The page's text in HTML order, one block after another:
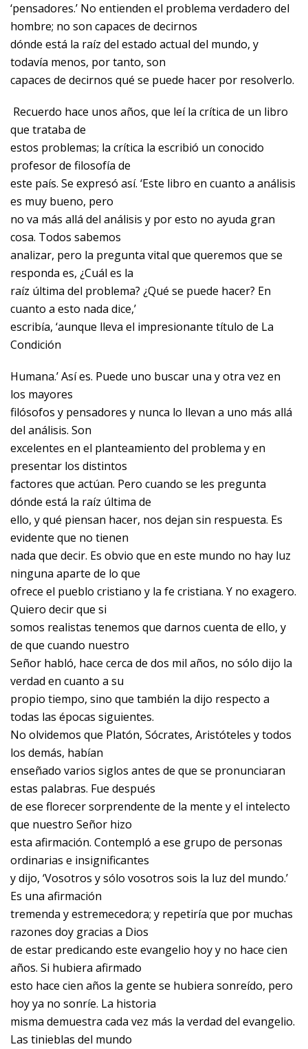
‘pensadores.’ No entienden el problema verdadero del
hombre; no son capaces de decirnos
dónde está la raíz del estado actual del mundo, y
todavía menos, por tanto, son
capaces de decirnos qué se puede hacer por resolverlo.
Recuerdo hace unos años, que leí la crítica de un libro
que trataba de
estos problemas; la crítica la escribió un conocido
profesor de filosofía de
este país. Se expresó así. ‘Este libro en cuanto a análisis
es muy bueno, pero
no va más allá del análisis y por esto no ayuda gran
cosa. Todos sabemos
analizar, pero la pregunta vital que queremos que se
responda es, ¿Cuál es la
raíz última del problema? ¿Qué se puede hacer? En
cuanto a esto nada dice,’
escribía, ‘aunque lleva el impresionante título de La
Condición
Humana.’ Así es. Puede uno buscar una y otra vez en
los mayores
filósofos y pensadores y nunca lo llevan a uno más allá
del análisis. Son
excelentes en el planteamiento del problema y en
presentar los distintos
factores que actúan. Pero cuando se les pregunta
dónde está la raíz última de
ello, y qué piensan hacer, nos dejan sin respuesta. Es
evidente que no tienen
nada que decir. Es obvio que en este mundo no hay luz
ninguna aparte de lo que
ofrece el pueblo cristiano y la fe cristiana. Y no exagero.
Quiero decir que si
somos realistas tenemos que darnos cuenta de ello, y
de que cuando nuestro
Señor habló, hace cerca de dos mil años, no sólo dijo la
verdad en cuanto a su
propio tiempo, sino que también la dijo respecto a
todas las épocas siguientes.
No olvidemos que Platón, Sócrates, Aristóteles y todos
los demás, habían
enseñado varios siglos antes de que se pronunciaran
estas palabras. Fue después
de ese florecer sorprendente de la mente y el intelecto
que nuestro Señor hizo
esta afirmación. Contempló a ese grupo de personas
ordinarias e insignificantes
y dijo, ‘Vosotros y sólo vosotros sois la luz del mundo.’
Es una afirmación
tremenda y estremecedora; y repetiría que por muchas
razones doy gracias a Dios
de estar predicando este evangelio hoy y no hace cien
años. Si hubiera afirmado
esto hace cien años la gente se hubiera sonreído, pero
hoy ya no sonríe. La historia
misma demuestra cada vez más la verdad del evangelio.
Las tinieblas del mundo